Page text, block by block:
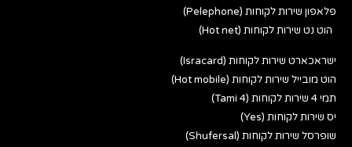
פלאפון שירות לקוחות (Pelephone)
הוט נט שירות לקוחות (Hot net)
ישראכארט שירות לקוחות (Isracard)
הוט מובייל שירות לקוחות (Hot mobile)
תמי 4 שירות לקוחות (Tami 4)
יס שירות לקוחות (Yes)
שופרסל שירות לקוחות (Shufersal)